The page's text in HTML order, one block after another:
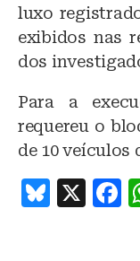
luxo
exibidos nas
dos
Para a
requereu o
de 10 veículos
B
X
F